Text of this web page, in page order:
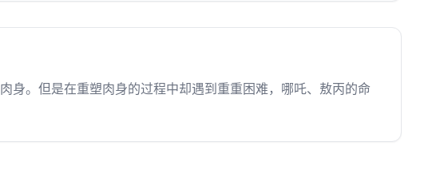
身。但是在重塑肉身的过程中却遇到重重困难，哪吒、敖丙的命